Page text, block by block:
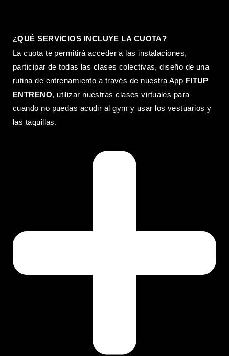
¿QUÉ SERVICIOS INCLUYE LA CUOTA?
La cuota te permitirá acceder a las instalaciones,
participar de todas las clases colectivas, diseño de una
rutina de entrenamiento a través de nuestra App FITUP
ENTRENO, utilizar nuestras clases virtuales para
cuando no puedas acudir al gym y usar los vestuarios y
las taquillas.